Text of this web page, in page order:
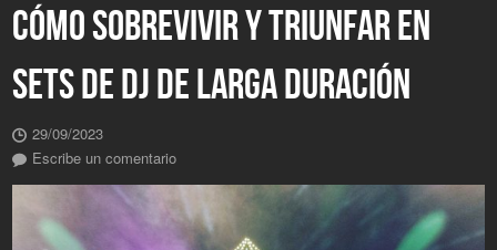
CÓMO SOBREVIVIR Y TRIUNFAR EN
SETS DE DJ DE LARGA DURACIÓN
29/09/2023
Escribe un comentario